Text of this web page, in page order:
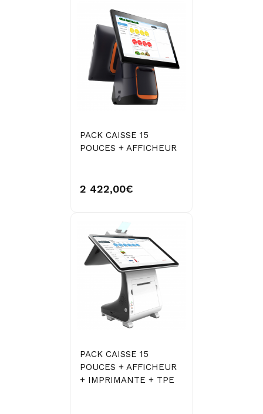
PACK CAISSE 15
POUCES + AFFICHEUR
2 422,00€
PACK CAISSE 15
POUCES + AFFICHEUR
+ IMPRIMANTE + TPE